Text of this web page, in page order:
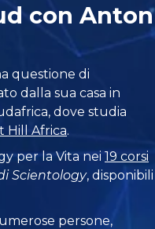
con Anton
questione di
dalla sua casa in
dove studia
Hill Africa.
per la Vita nei19 corsi
Scientology, disponibili
persone,